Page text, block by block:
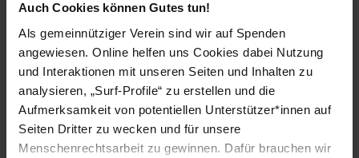
Auch Cookies können Gutes tun!
Als gemeinnütziger Verein sind wir auf Spenden
angewiesen. Online helfen uns Cookies dabei Nutzung
und Interaktionen mit unseren Seiten und Inhalten zu
analysieren, „Surf-Profile“ zu erstellen und die
Aufmerksamkeit von potentiellen Unterstützer*innen auf
Seiten Dritter zu wecken und für unsere
Menschenrechtsarbeit zu gewinnen. Dafür brauchen wir
Paraguay - Untersuchtung zu Angriffen eingeleitet
Die Staatsanwaltschaft hat eine Untersuchung der Angriffe auf
die Gemeinde 3 de Julio Ysatî vom 3. März eingeleitet. Das
staatliche Institut für Indigene Gemeinschaften (INDI)
versorgte die Indigenen am 5. April mit humanitärer Hilfe und
erneuerte Ausweispapiere und andere Dokumente, die
während des Angriffs verloren gegangen oder zerstört